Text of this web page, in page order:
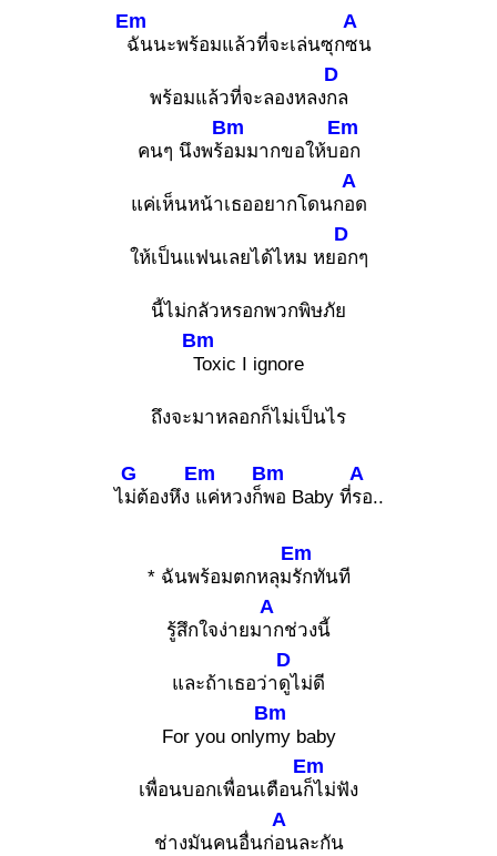
Em
ฉันนะพร้อมแล้วที่จะเล่นซุก
A
ซน
พร้อมแล้วที่จะลองหลง
D
กล
คนๆ นึงพร้
Bm
อมมากขอให้บ
Em
อก
แค่เห็นหน้าเธออยากโดนก
A
อด
ให้เป็นแฟนเลยได้ไหม หย
D
อกๆ
นี้ไม่กลัวหรอกพวกพิษภัย
Bm
Toxic I ignore
ถึงจะมาหลอกก็ไม่เป็นไร
ไ
G
ม่ต้องหึง
Em
แค่หวงก็
Bm
พอ Baby ที่
A
รอ..
* ฉันพร้อมตกหลุม
Em
รักทันที
รู้สึกใจง่ายม
A
ากช่วงนี้
และถ้าเธอว่า
D
ดูไม่ดี
For you only
Bm
my baby
เพื่อนบอกเพื่อนเตือน
Em
ก็ไม่ฟัง
ช่างมันคนอื่นก่
A
อนละกัน